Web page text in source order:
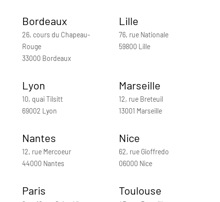
Bordeaux
26, cours du Chapeau-
Rouge
33000 Bordeaux
Lille
76, rue Nationale
59800 Lille
Lyon
10, quai Tilsitt
69002 Lyon
Marseille
12, rue Breteuil
13001 Marseille
Nantes
12, rue Mercoeur
44000 Nantes
Nice
62, rue Gioffredo
06000 Nice
Paris Toulouse